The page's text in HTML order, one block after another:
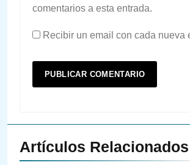
comentarios a esta entrada.
Recibir un email con cada nueva
Artículos Relacionados